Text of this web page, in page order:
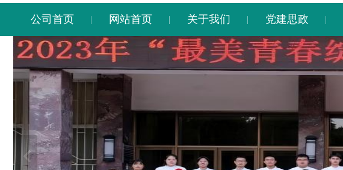
公司首页 网站首页 关于我们 党建思政